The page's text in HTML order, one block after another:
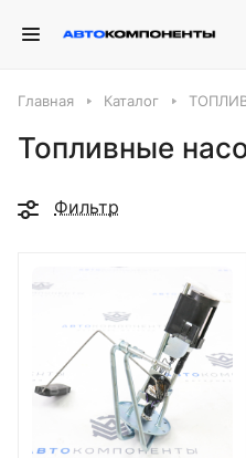
Главная Каталог
Топливные
Фильтр